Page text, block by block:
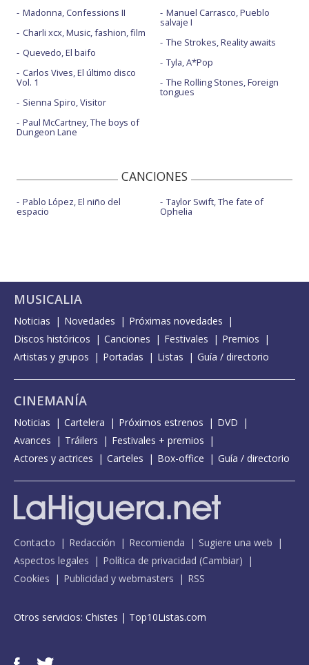
Madonna, Confessions II
Charli xcx, Music, fashion, film
Quevedo, El baifo
Carlos Vives, El último disco
Vol. 1
Sienna Spiro, Visitor
Paul McCartney, The boys of
Dungeon Lane
Manuel Carrasco, Pueblo
salvaje I
The Strokes, Reality awaits
Tyla, A*Pop
The Rolling Stones, Foreign
tongues
CANCIONES
Pablo López, El niño del
espacio
Taylor Swift, The fate of
Ophelia
MUSICALIA
Noticias Novedades
Próximas novedades
Discos históricos
Canciones Festivales
Premios
Artistas y grupos
Portadas Listas Guía / directorio
CINEMANÍA
Noticias Cartelera Próximos estrenos
DVD
Avances
Tráilers
Festivales + premios
Actores y actrices
Carteles Box-office Guía / directorio
Contacto Redacción Recomienda
Sugiere una web
Aspectos legales
Política de privacidad (Cambiar)
Cookies
Publicidad y webmasters RSS
Otros servicios: Chistes | Top10Listas.com